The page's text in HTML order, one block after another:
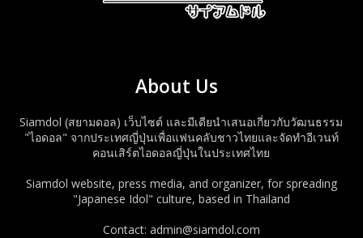
About Us
Siamdol (สยามดอล) เว็บไซต์ และมีเดียนำเสนอเกี่ยวกับวัฒนธรรม
"ไอดอล" จากประเทศญี่ปุ่นเพื่อแฟนคลับชาวไทยและจัดทำอีเวนท์
คอนเสิร์ตไอดอลญี่ปุ่นในประเทศไทย
Siamdol website, press media, and organizer, for spreading
"Japanese Idol" culture, based in Thailand
Contact: admin@siamdol.com